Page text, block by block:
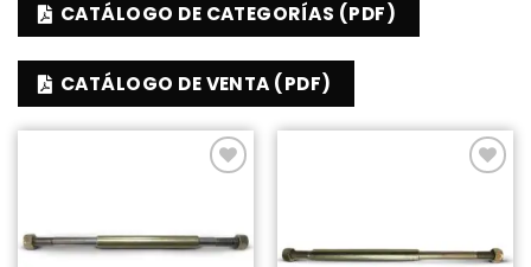
CATÁLOGO DE CATEGORÍAS (PDF)
CATÁLOGO DE VENTA (PDF)
deseos